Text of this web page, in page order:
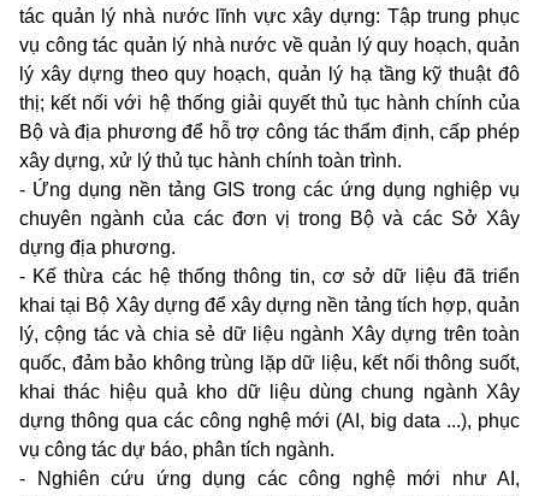
tác quản lý nhà nước lĩnh vực xây dựng: Tập trung phục
vụ công tác quản lý nhà nước về quản lý quy hoạch, quản
lý xây dựng theo quy hoạch, quản lý hạ tầng kỹ thuật đô
thị; kết nối với hệ thống giải quyết thủ tục hành chính của
Bộ và địa phương để hỗ trợ công tác thẩm định, cấp phép
xây dựng, xử lý thủ tục hành chính toàn trình.
- Ứng dụng nền tảng GIS trong các ứng dụng nghiệp vụ
chuyên ngành của các đơn vị trong Bộ và các Sở Xây
dựng địa phương.
- Kế thừa các hệ thống thông tin, cơ sở dữ liệu đã triển
khai tại Bộ Xây dựng để xây dựng nền tảng tích hợp, quản
lý, cộng tác và chia sẻ dữ liệu ngành Xây dựng trên toàn
quốc, đảm bảo không trùng lặp dữ liệu, kết nối thông suốt,
khai thác hiệu quả kho dữ liệu dùng chung ngành Xây
dựng thông qua các công nghệ mới (AI, big data ...), phục
vụ công tác dự báo, phân tích ngành.
- Nghiên cứu ứng dụng các công nghệ mới như AI,